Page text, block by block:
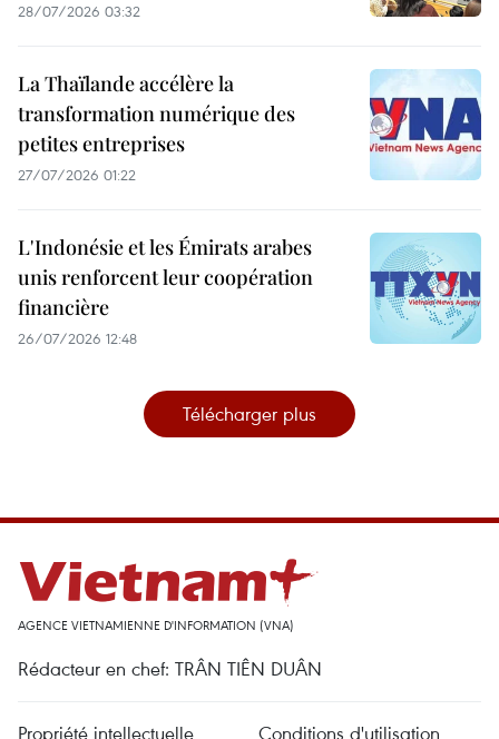
28/07/2026 03:32
La Thaïlande accélère la
transformation numérique des
petites entreprises
27/07/2026 01:22
L'Indonésie et les Émirats arabes
unis renforcent leur coopération
financière
26/07/2026 12:48
Télécharger plus
AGENCE VIETNAMIENNE D'INFORMATION (VNA)
Rédacteur en chef: TRÂN TIÊN DUÂN
Propriété intellectuelle Conditions d'utilisation